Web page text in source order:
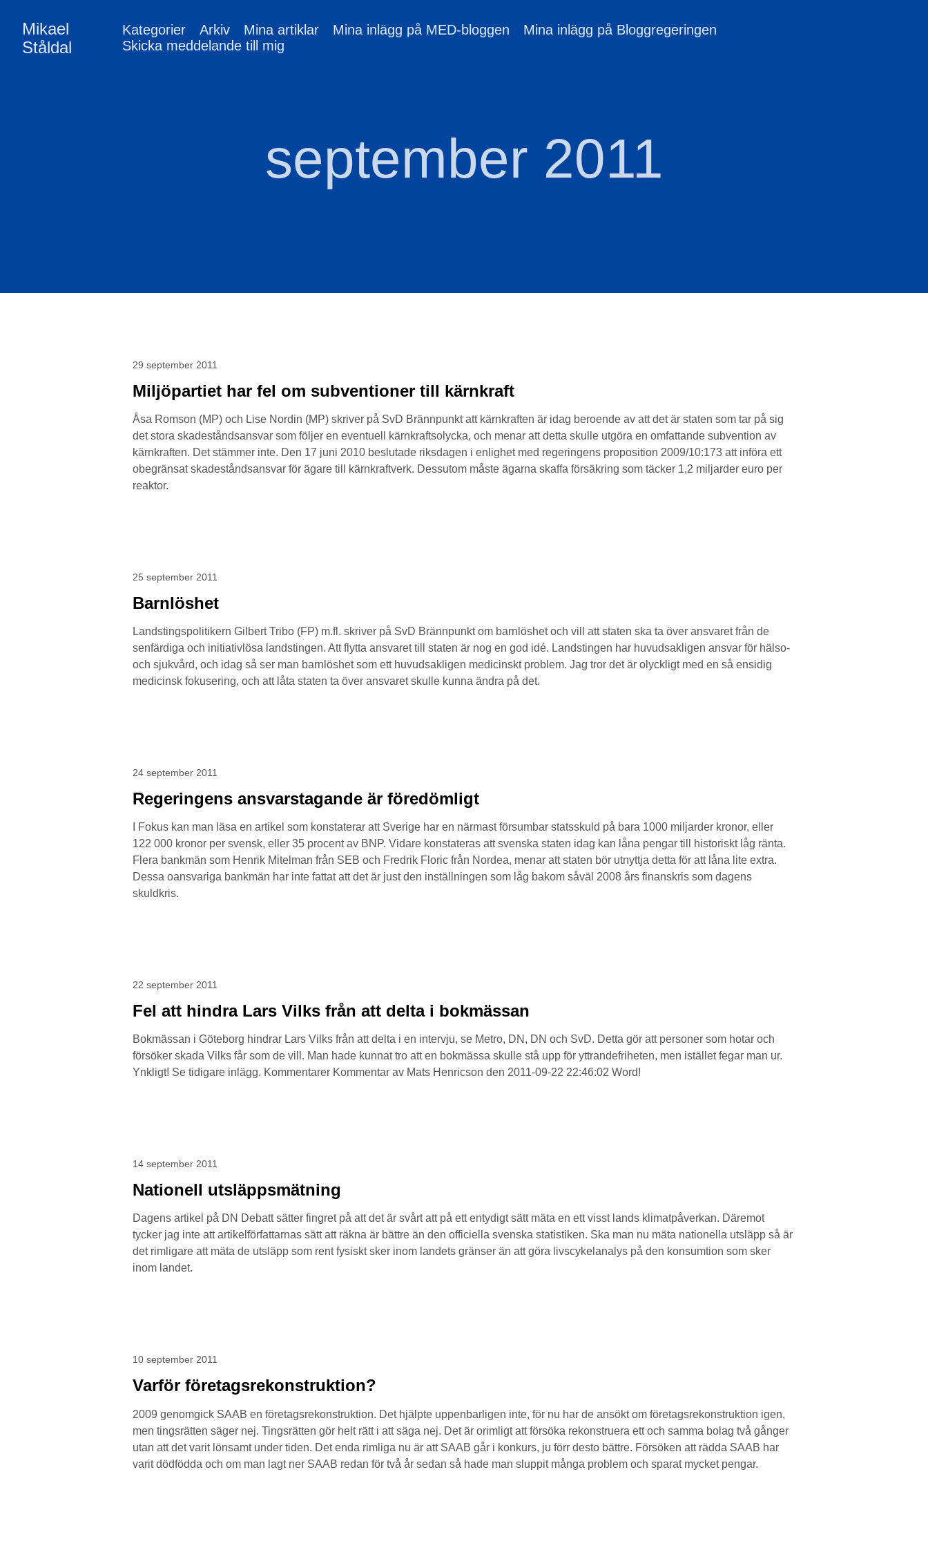
Mikael
Ståldal
Kategorier Arkiv Mina artiklar Mina inlägg på MED-bloggen
Mina inlägg på Bloggregeringen
Skicka meddelande till mig
september 2011
29 september 2011
Miljöpartiet har fel om subventioner till kärnkraft
Åsa Romson (MP) och Lise Nordin (MP) skriver på SvD Brännpunkt att kärnkraften är idag beroende av att det är staten som tar på sig
det stora skadeståndsansvar som följer en eventuell kärnkraftsolycka, och menar att detta skulle utgöra en omfattande subvention av
kärnkraften. Det stämmer inte. Den 17 juni 2010 beslutade riksdagen i enlighet med regeringens proposition 2009/10:173 att införa ett
obegränsat skadeståndsansvar för ägare till kärnkraftverk. Dessutom måste ägarna skaffa försäkring som täcker 1,2 miljarder euro per
reaktor.
25 september 2011
Barnlöshet
Landstingspolitikern Gilbert Tribo (FP) m.fl. skriver på SvD Brännpunkt om barnlöshet och vill att staten ska ta över ansvaret från de
senfärdiga och initiativlösa landstingen. Att flytta ansvaret till staten är nog en god idé. Landstingen har huvudsakligen ansvar för hälso-
och sjukvård, och idag så ser man barnlöshet som ett huvudsakligen medicinskt problem. Jag tror det är olyckligt med en så ensidig
medicinsk fokusering, och att låta staten ta över ansvaret skulle kunna ändra på det.
24 september 2011
Regeringens ansvarstagande är föredömligt
I Fokus kan man läsa en artikel som konstaterar att Sverige har en närmast försumbar statsskuld på bara 1000 miljarder kronor, eller
122 000 kronor per svensk, eller 35 procent av BNP. Vidare konstateras att svenska staten idag kan låna pengar till historiskt låg ränta.
Flera bankmän som Henrik Mitelman från SEB och Fredrik Floric från Nordea, menar att staten bör utnyttja detta för att låna lite extra.
Dessa oansvariga bankmän har inte fattat att det är just den inställningen som låg bakom såväl 2008 års finanskris som dagens
skuldkris.
22 september 2011
Fel att hindra Lars Vilks från att delta i bokmässan
Bokmässan i Göteborg hindrar Lars Vilks från att delta i en intervju, se Metro, DN, DN och SvD. Detta gör att personer som hotar och
försöker skada Vilks får som de vill. Man hade kunnat tro att en bokmässa skulle stå upp för yttrandefriheten, men istället fegar man ur.
Ynkligt! Se tidigare inlägg. Kommentarer Kommentar av Mats Henricson den 2011-09-22 22:46:02 Word!
14 september 2011
Nationell utsläppsmätning
Dagens artikel på DN Debatt sätter fingret på att det är svårt att på ett entydigt sätt mäta en ett visst lands klimatpåverkan. Däremot
tycker jag inte att artikelförfattarnas sätt att räkna är bättre än den officiella svenska statistiken. Ska man nu mäta nationella utsläpp så är
det rimligare att mäta de utsläpp som rent fysiskt sker inom landets gränser än att göra livscykelanalys på den konsumtion som sker
inom landet.
10 september 2011
Varför företagsrekonstruktion?
2009 genomgick SAAB en företagsrekonstruktion. Det hjälpte uppenbarligen inte, för nu har de ansökt om företagsrekonstruktion igen,
men tingsrätten säger nej. Tingsrätten gör helt rätt i att säga nej. Det är orimligt att försöka rekonstruera ett och samma bolag två gånger
utan att det varit lönsamt under tiden. Det enda rimliga nu är att SAAB går i konkurs, ju förr desto bättre. Försöken att rädda SAAB har
varit dödfödda och om man lagt ner SAAB redan för två år sedan så hade man sluppit många problem och sparat mycket pengar.